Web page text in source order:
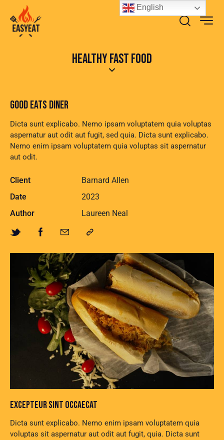
HEALTHY FAST FOOD
EXCEPTEUR SINT OCCAECAT
Dicta sunt explicabo. Nemo enim ipsam voluptatem quia
voluptas sit aspernatur aut odit aut fugit, quia. Dicta sunt
GOOD EATS DINER
Dicta sunt explicabo. Nemo ipsam voluptatem quia voluptas
aspernatur aut odit aut fugit, sed quia. Dicta sunt explicabo.
Nemo enim ipsam voluptatem quia voluptas sit aspernatur
aut odit.
Client
Barnard Allen
Date
2023
Author
Laureen Neal
English